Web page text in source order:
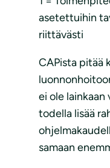
asetettuihin
riittävästi
CAPista pitää
ei ole lainkaan
todella lisää
samaan